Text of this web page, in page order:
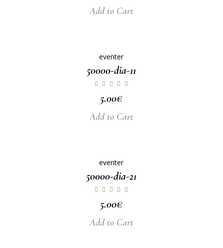
Add to Cart
eventer
50000-dia-11
5.00€
Add to Cart
eventer
50000-dia-21
5.00€
Add to Cart